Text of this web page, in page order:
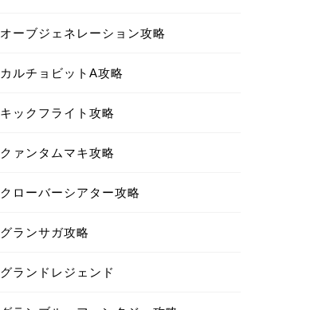
オーブジェネレーション攻略
カルチョビットA攻略
キックフライト攻略
クァンタムマキ攻略
クローバーシアター攻略
グランサガ攻略
グランドレジェンド